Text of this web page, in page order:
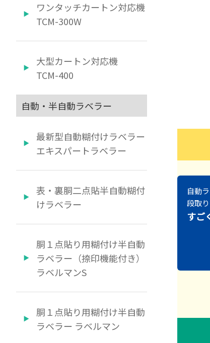
自動
段取
すご
ワンタッチカートン対応機
TCM-300W
大型カートン対応機
TCM-400
自動・半自動ラベラー
最新型自動糊付けラベラー
エキスパートラベラー
表・裏胴二点貼半自動糊付
けラベラー
胴１点貼り用糊付け半自動
ラベラー（捺印機能付き）
ラベルマンS
胴１点貼り用糊付け半自動
ラベラー ラベルマン